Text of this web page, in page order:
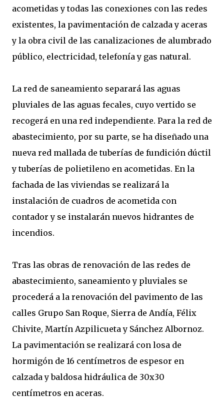
acometidas y todas las conexiones con las redes
existentes, la pavimentación de calzada y aceras
y la obra civil de las canalizaciones de alumbrado
público, electricidad, telefonía y gas natural.
La red de saneamiento separará las aguas
pluviales de las aguas fecales, cuyo vertido se
recogerá en una red independiente. Para la red de
abastecimiento, por su parte, se ha diseñado una
nueva red mallada de tuberías de fundición dúctil
y tuberías de polietileno en acometidas. En la
fachada de las viviendas se realizará la
instalación de cuadros de acometida con
contador y se instalarán nuevos hidrantes de
incendios.
Tras las obras de renovación de las redes de
abastecimiento, saneamiento y pluviales se
procederá a la renovación del pavimento de las
calles Grupo San Roque, Sierra de Andía, Félix
Chivite, Martín Azpilicueta y Sánchez Albornoz.
La pavimentación se realizará con losa de
hormigón de 16 centímetros de espesor en
calzada y baldosa hidráulica de 30x30
centímetros en aceras.